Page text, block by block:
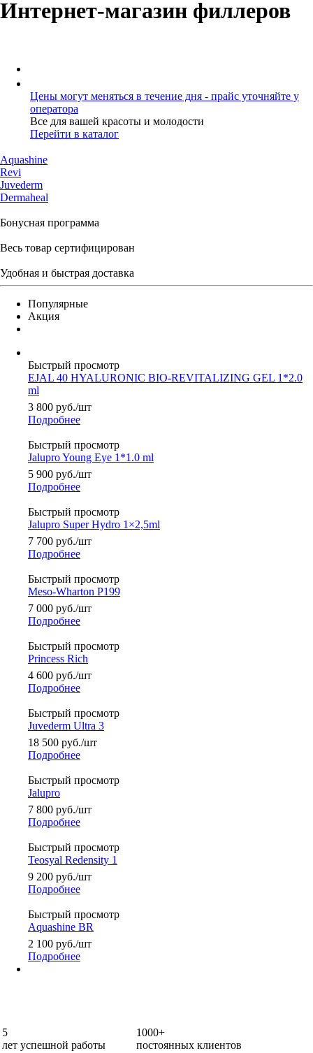
Интернет-магазин филлеров
Цены могут меняться в течение дня - прайс уточняйте у
оператора
Все для вашей красоты и молодости
Перейти в каталог
Aquashine
Revi
Juvederm
Dermaheal
Бонусная программа
Весь товар сертифицирован
Удобная и быстрая доставка
Популярные
Акция
Быстрый просмотр
EJAL 40 HYALURONIC BIO-REVITALIZING GEL 1*2.0
ml
3 800 руб./шт
Подробнее
Быстрый просмотр
Jalupro Young Eye 1*1.0 ml
5 900 руб./шт
Подробнее
Быстрый просмотр
Jalupro Super Hydro 1×2,5ml
7 700 руб./шт
Подробнее
Быстрый просмотр
Meso-Wharton P199
7 000 руб./шт
Подробнее
Быстрый просмотр
Princess Rich
4 600 руб./шт
Подробнее
Быстрый просмотр
Juvederm Ultra 3
18 500 руб./шт
Подробнее
Быстрый просмотр
Jalupro
7 800 руб./шт
Подробнее
Быстрый просмотр
Teosyal Redensity 1
9 200 руб./шт
Подробнее
Быстрый просмотр
Aquashine BR
2 100 руб./шт
Подробнее
5
лет успешной работы
1000+
постоянных клиентов